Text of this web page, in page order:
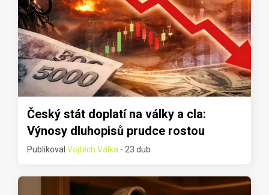
Český stát doplatí na války a cla:
Výnosy dluhopisů prudce rostou
Publikoval Vojtěch Válka - 23 dub